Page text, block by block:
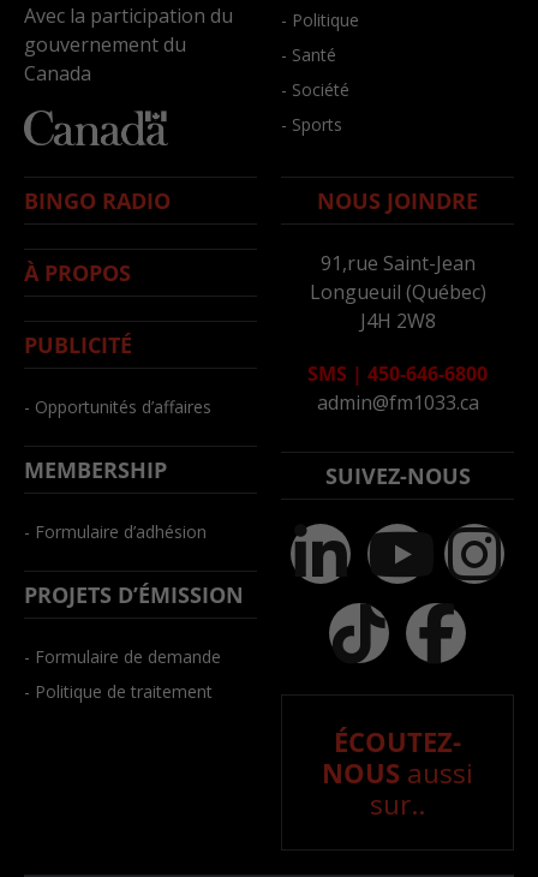
Avec la participation du
gouvernement du
Canada
- Politique
- Santé
- Société
- Sports
BINGO RADIO
À PROPOS
PUBLICITÉ
- Opportunités d’affaires
MEMBERSHIP
- Formulaire d’adhésion
PROJETS D’ÉMISSION
- Formulaire de demande
- Politique de traitement
NOUS JOINDRE
91,rue Saint-Jean
Longueuil (Québec)
J4H 2W8
SMS | 450-646-6800
admin@fm1033.ca
SUIVEZ-NOUS
ÉCOUTEZ-
NOUS aussi
sur..